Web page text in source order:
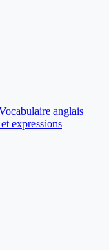
anglais
expressions